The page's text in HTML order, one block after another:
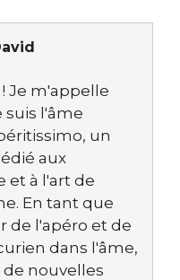
Je m'appelle
suis l'âme
un
aux
et à l'art de
En tant que
de l'apéro et de
dans l'âme,
nouvelles